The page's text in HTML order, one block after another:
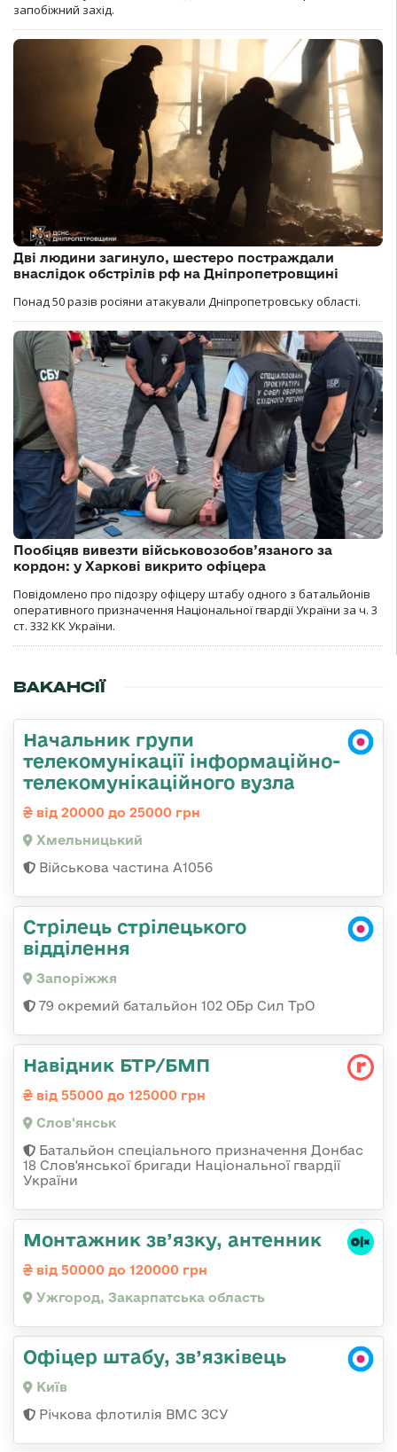
запобіжний захід.
Дві людини загинуло, шестеро постраждали
внаслідок обстрілів рф на Дніпропетровщині
Понад 50 разів росіяни атакували Дніпропетровську області.
Пообіцяв вивезти військовозобов’язаного за
кордон: у Харкові викрито офіцера
Повідомлено про підозру офіцеру штабу одного з батальйонів
оперативного призначення Національної гвардії України за ч. 3
ст. 332 КК України.
ВАКАНСІЇ
Начальник групи
телекомунікації інформаційно-
телекомунікаційного вузла
від 20000 до 25000 грн
Хмельницький
Військова частина А1056
Стрілець стрілецького
відділення
Запоріжжя
79 окремий батальйон 102 ОБр Сил ТрО
Навідник БТР/БМП
від 55000 до 125000 грн
Слов'янськ
Батальйон спеціального призначення Донбас
18 Слов'янської бригади Національної гвардії
України
Монтажник зв’язку, антенник
від 50000 до 120000 грн
Ужгород, Закарпатська область
Офіцер штабу, зв’язківець
Київ
Річкова флотилія ВМС ЗСУ